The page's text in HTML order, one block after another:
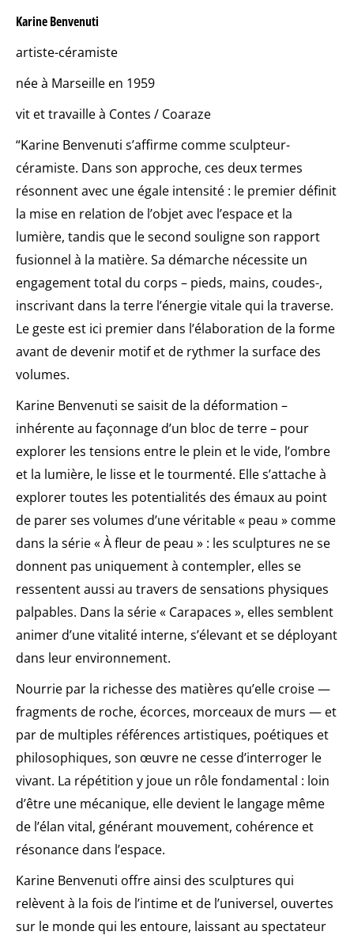
Karine Benvenuti
artiste-céramiste
née à Marseille en 1959
vit et travaille à Contes / Coaraze
“Karine Benvenuti s’affirme comme sculpteur-
céramiste. Dans son approche, ces deux termes
résonnent avec une égale intensité : le premier définit
la mise en relation de l’objet avec l’espace et la
lumière, tandis que le second souligne son rapport
fusionnel à la matière. Sa démarche nécessite un
engagement total du corps – pieds, mains, coudes-,
inscrivant dans la terre l’énergie vitale qui la traverse.
Le geste est ici premier dans l’élaboration de la forme
avant de devenir motif et de rythmer la surface des
volumes.
Karine Benvenuti se saisit de la déformation –
inhérente au façonnage d’un bloc de terre – pour
explorer les tensions entre le plein et le vide, l’ombre
et la lumière, le lisse et le tourmenté. Elle s’attache à
explorer toutes les potentialités des émaux au point
de parer ses volumes d’une véritable « peau » comme
dans la série « À fleur de peau » : les sculptures ne se
donnent pas uniquement à contempler, elles se
ressentent aussi au travers de sensations physiques
palpables. Dans la série « Carapaces », elles semblent
animer d’une vitalité interne, s’élevant et se déployant
dans leur environnement.
Nourrie par la richesse des matières qu’elle croise —
fragments de roche, écorces, morceaux de murs — et
par de multiples références artistiques, poétiques et
philosophiques, son œuvre ne cesse d’interroger le
vivant. La répétition y joue un rôle fondamental : loin
d’être une mécanique, elle devient le langage même
de l’élan vital, générant mouvement, cohérence et
résonance dans l’espace.
Karine Benvenuti offre ainsi des sculptures qui
relèvent à la fois de l’intime et de l’universel, ouvertes
sur le monde qui les entoure, laissant au spectateur